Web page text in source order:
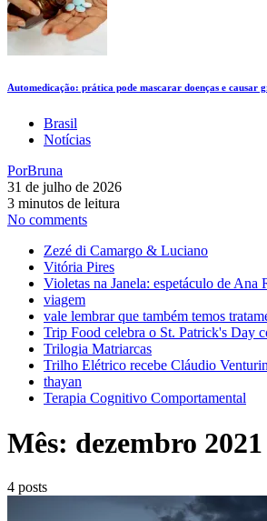
Automedicação: prática pode mascarar doenças e causar
Brasil
Notícias
PorBruna
31 de julho de 2026
3 minutos de leitura
No comments
Zezé di Camargo & Luciano
Vitória Pires
Violetas na Janela: espetáculo de Ana
viagem
vale lembrar que também temos
Trip Food celebra o St. Patrick's Day
Trilogia Matriarcas
Trilho Elétrico recebe Cláudio
thayan
Terapia Cognitivo Comportamental
Mês: dezembro 2021
4 posts